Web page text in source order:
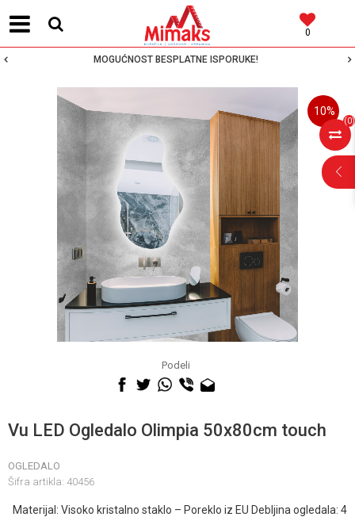
0
MOGUĆNOST BESPLATNE ISPORUKE!
(0)
10%
Podeli
Vu LED Ogledalo Olimpia 50x80cm touch
OGLEDALO
Šifra artikla: 40456
Materijal: Visoko kristalno staklo – Poreklo iz EU Debljina ogledala: 4
POMOĆ PRI
KUPOVINI
Za više informacija,
pomoć i porudžbine